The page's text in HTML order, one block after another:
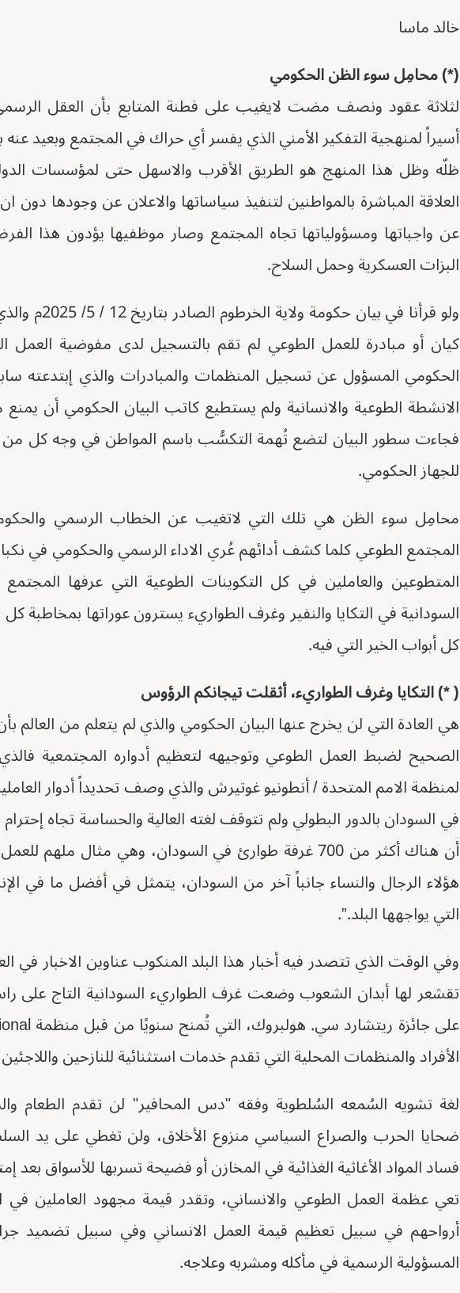
خالد ماسا
(*) محامِل سوء الظن الحكومي
لثلاثة عقود ونصف مضت لايغيب على فطنة المتابع بأن العقل
أسيراً لمنهجية التفكير الأمني الذي يفسر أي حراك في المجتمع وبعيد
ظلّه وظل هذا المنهج هو الطريق الأقرب والاسهل حتى لمؤسسات
العلاقة المباشرة بالمواطنين لتنفيذ سياساتها والاعلان عن وجودها
عن واجباتها ومسؤولياتها تجاه المجتمع وصار موظفيها يؤدون هذا
البزات العسكرية وحمل السلاح.
ولو قرأنا في
كيان أو مبادرة للعمل الطوعي لم تقم بالتسجيل لدى مفوضية العمل
الحكومي المسؤول عن تسجيل المنظمات والمبادرات والذي إبتدعته
الانشطة الطوعية والانسانية ولم يستطيع كاتب البيان الحكومي أن
فجاءت سطور البيان لتضع تُهمة التكسُّب باسم المواطن في وجه كل من
للجهاز الحكومي.
محامِل سوء الظن هي تلك التي لاتغيب عن الخطاب الرسمي
المجتمع الطوعي كلما كشف أدائهم عُري الاداء الرسمي والحكومي في
المتطوعين والعاملين في كل التكوينات الطوعية التي عرفها
السودانية في التكايا والنفير وغرف الطواريء يسترون عوراتها بمخاطبة
كل أبواب الخير التي فيه.
( *) التكايا وغرف الطواريء، أثقلت تيجانكم الرؤوس
هي العادة التي لن يخرج عنها البيان الحكومي والذي لم يتعلم من العالم
الصحيح لضبط العمل الطوعي وتوجيهه لتعظيم أدواره المجتمعية
لمنظمة الامم المتحدة / أنطونيو غوتيرش والذي وصف تحديداً أدوار
في السودان بالدور البطولي ولم تتوقف لغته العالية والحساسة تجاه
أن هناك أكثر من 700 غرفة طوارئ في السودان، وهي مثال
هؤلاء الرجال والنساء جانباً آخر من السودان، يتمثل في أفضل ما في
التي يواجهها البلد.”.
وفي الوقت الذي تتصدر فيه أخبار هذا البلد المنكوب عناوين الاخبار في
تقشعر لها أبدان الشعوب وضعت غرف الطواريء السودانية التاج على
الأفراد والمنظمات المحلية التي تقدم خدمات استثنائية للنازحين
لغة تشويه السُمعه السُلطوية وفقه "دس المحافير" لن تقدم الطعام
ضحايا الحرب والصراع السياسي منزوع الأخلاق، ولن تغطي على يد
فساد المواد الأغاثية الغذائية في المخازن أو فضيحة تسربها للأسواق بعد
تعي عظمة العمل الطوعي والانساني، وتقدر قيمة مجهود العاملين في
أرواحهم في سبيل تعظيم قيمة العمل الانساني وفي سبيل
المسؤولية الرسمية في مأكله ومشربه وعلاجه.